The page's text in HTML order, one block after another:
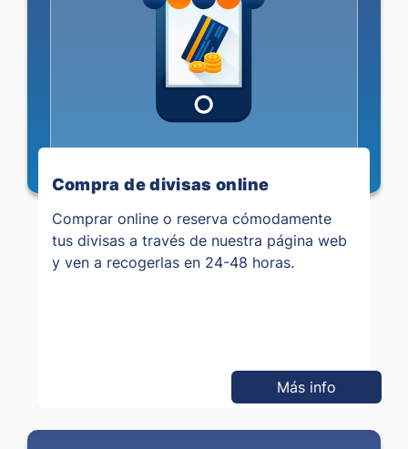
Compra de divisas online
Comprar online o reserva cómodamente
tus divisas a través de nuestra página web
y ven a recogerlas en 24-48 horas.
Más info